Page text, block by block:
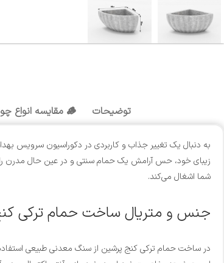
توضیحات 🪵 مقایسه انواع چوب
به دنبال یک تغییر جذاب و کاربردی در دکوراسیون سرویس
زیبای خود، حس آرامش یک حمام سنتی و در عین حال مدرن را
شما اشغال می‌کند.
جنس و متریال ساخت حمام ترکی
در ساخت حمام ترکی کنج پرشین از سنگ معدنی طبیعی